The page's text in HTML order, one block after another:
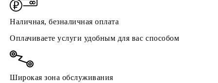
Наличная, безналичная оплата
Оплачиваете услуги удобным для вас способом
Широкая зона обслуживания